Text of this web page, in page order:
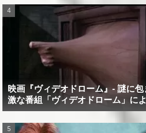
映画『ヴィデオドローム』‐ 謎に
激な番組「ヴィデオドローム」に
たの精神は蝕まれる！